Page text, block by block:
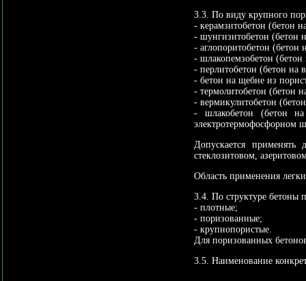
3.3. По виду крупного
- керамзитобетон (бетон
- шунгизитобетон (бетон
- аглопоритобетон
- шлакопемзобетон
- перлитобетон (бетон на
- бетон на щебне из
- термолитобетон (бетон
- вермикулитобетон
- шлакобетон (бетон
электротермофосфорном
Допускается
стеклозитовом,
Область применения
3.4. По структуре бетоны
- плотные;
- поризованные;
- крупнопористые.
Для поризованных
3.5. Наименование